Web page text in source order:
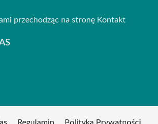
przechodząc na stronę Kontakt